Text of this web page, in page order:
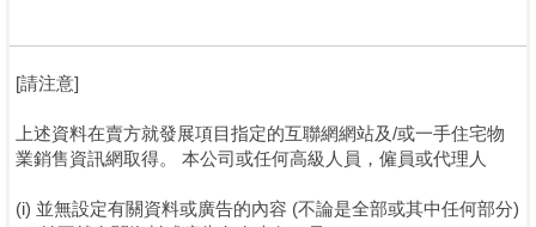
[請注意]
上述資料在賣方就發展項目指定的互聯網網站及/或一手住宅物
業銷售資訊網取得。 本公司或任何高級人員，僱員或代理人
(i) 並無設定有關資料或廣告的內容 (不論是全部或其中任何部分)